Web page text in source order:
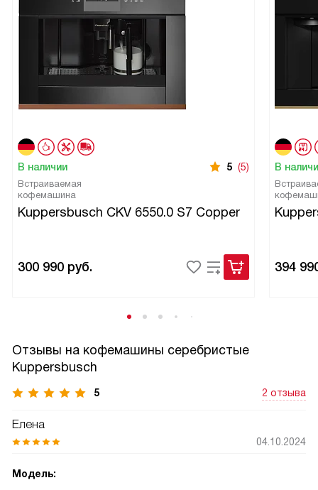
В наличии 5 (5)
Встраиваемая
кофемашина
Kuppersbusch CKV 6550.0 S7 Copper
300 990 руб.
В
394
Отзывы на кофемашины серебристые
Kuppersbusch
5 2 отзыва
Елена
04.10.2024
Модель: